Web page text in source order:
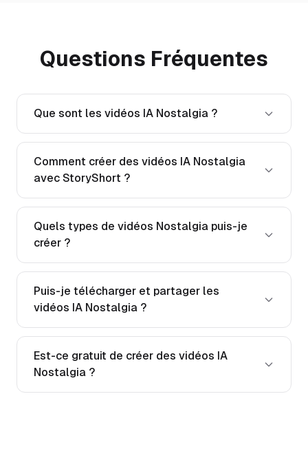
Questions Fréquentes
Que sont les vidéos IA Nostalgia ?
Comment créer des vidéos IA Nostalgia
avec StoryShort ?
Quels types de vidéos Nostalgia puis-je
créer ?
Puis-je télécharger et partager les
vidéos IA Nostalgia ?
Est-ce gratuit de créer des vidéos IA
Nostalgia ?